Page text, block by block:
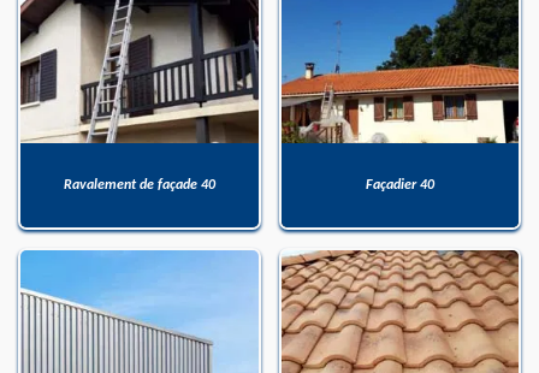
Ravalement de façade 40 Façadier 40